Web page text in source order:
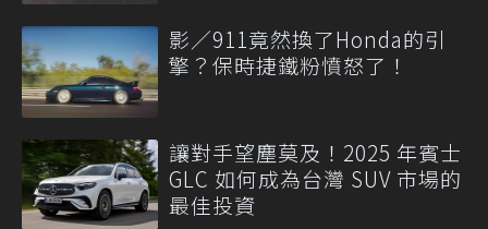
影／911竟然換了Honda的引
擎？保時捷鐵粉憤怒了！
讓對手望塵莫及！2025 年賓士
GLC 如何成為台灣 SUV 市場的
最佳投資